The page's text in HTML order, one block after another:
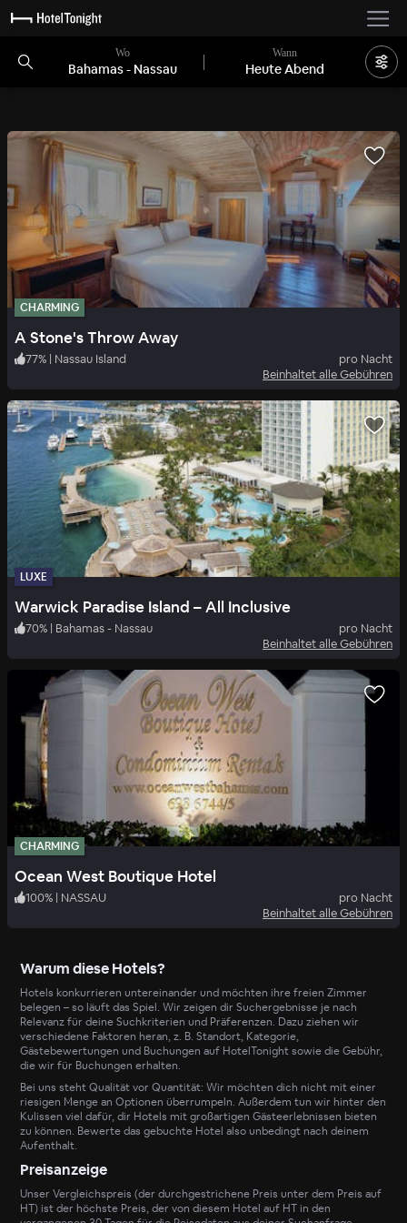
Wo
Bahamas - Nassau
Wann
Heute Abend
CHARMING
A Stone's Throw Away
77% | Nassau Island
pro Nacht
Beinhaltet alle Gebühren
LUXE
Warwick Paradise Island – All Inclusive
70% | Bahamas - Nassau
pro Nacht
Beinhaltet alle Gebühren
CHARMING
Ocean West Boutique Hotel
100% | NASSAU
pro Nacht
Beinhaltet alle Gebühren
Warum diese Hotels?
Hotels konkurrieren untereinander und möchten ihre freien Zimmer
belegen – so läuft das Spiel. Wir zeigen dir Suchergebnisse je nach
Relevanz für deine Suchkriterien und Präferenzen. Dazu ziehen wir
verschiedene Faktoren heran, z. B. Standort, Kategorie,
Gästebewertungen und Buchungen auf HotelTonight sowie die Gebühr,
die wir für Buchungen erhalten.
Bei uns steht Qualität vor Quantität: Wir möchten dich nicht mit einer
riesigen Menge an Optionen überrumpeln. Außerdem tun wir hinter den
Kulissen viel dafür, dir Hotels mit großartigen Gästeerlebnissen bieten
zu können. Bewerte das gebuchte Hotel also unbedingt nach deinem
Aufenthalt.
Preisanzeige
Unser Vergleichspreis (der durchgestrichene Preis unter dem Preis auf
HT) ist der höchste Preis, der von diesem Hotel auf HT in den